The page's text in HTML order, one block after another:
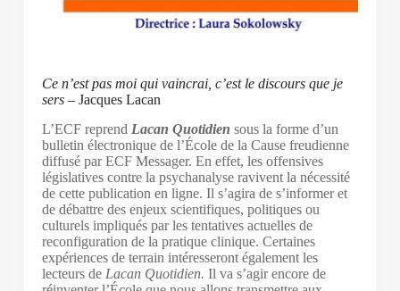
Ce n’est pas moi qui vaincrai, c’est le discours que je
sers– Jacques Lacan
L’ECF reprend Lacan Quotidien sous la forme d’un
bulletin électronique de l’École de la Cause freudienne
diffusé par ECF Messager. En effet, les offensives
législatives contre la psychanalyse ravivent la nécessité
de cette publication en ligne. Il s’agira de s’informer et
de débattre des enjeux scientifiques, politiques ou
culturels impliqués par les tentatives actuelles de
reconfiguration de la pratique clinique. Certaines
expériences de terrain intéresseront également les
lecteurs de Lacan Quotidien. Il va s’agir encore de